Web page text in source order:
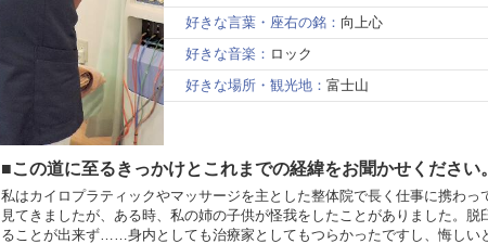
好きな言葉・座右の銘： 向上心
好きな音楽： ロック
好きな場所・観光地： 富士山
■この道に至るきっかけとこれまでの経緯をお聞かせください。
私はカイロプラティックやマッサージを主とした整体院で長く仕事に携わっ
見てきましたが、ある時、私の姉の子供が怪我をしたことがありました。脱
ることが出来ず……身内としても治療家としてもつらかったですし、悔しい